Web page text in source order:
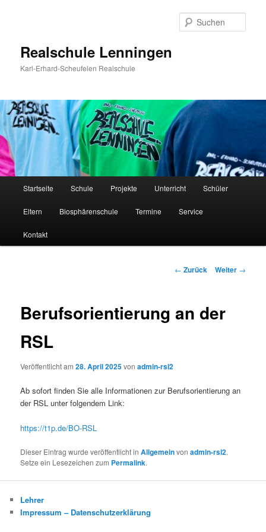
Realschule Lenningen
Karl-Erhard-Scheufelen Realschule
Startseite Schule Projekte Unterricht Schüler
Eltern Biosphärenschule Termine Service
Kontakt
Beitrags-
← Zurück Weiter →
Berufsorientierung an der
RSL
Veröffentlicht am28. April 2025vonadmin-rsl2
Ab sofort finden Sie alle Informationen zur Berufsorientierung an
der RSL unter folgendem Link:
https://t1p.de/BO-RSL
Dieser Eintrag wurde veröffentlicht inAllgemeinvonadmin-rsl2.
Setze ein Lesezeichen zum Permalink.
Lehrer
Impressum – Datenschutzerklärung